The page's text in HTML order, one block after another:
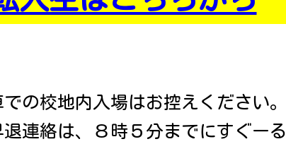
の校地内入場はお控えください。
連絡は、８時５分までにすぐーる